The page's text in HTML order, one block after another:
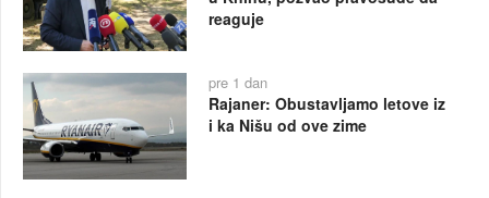
reaguje
pre 1 dan
Rajaner: Obustavljamo letove iz
i ka Nišu od ove zime